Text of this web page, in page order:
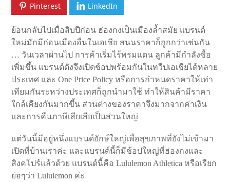
Pinterest LinkedIn
ย้อนกลับไปเมื่อสิบปีก่อน ฮ่องกงเป็นเมืองล้ำสมัย แบรนด์
ใหม่มักมีก่อนเมืองอื่นในเอเชีย สนนราคาก็ถูกกว่าเช่นกัน
… วันเวลาผ่านไป การค้าเริ่มไร้พรมแดน ลูกค้ามีกำลังซื้อ
เพิ่มขึ้น แบรนด์ดังจึงเปิดช้อปพร้อมกันในทวีปเอเชียได้หลาย
ประเทศ และ One Price Policy หรือการกำหนดราคาให้เท่า
เทียมกันระหว่างประเทศก็ถูกนำมาใช้ ทำให้สินค้ามีราคา
ใกล้เคียงกันมากขึ้น ส่วนต่างของราคาจึงมากจากค่าเงิน
และการคืนภาษีเสียเสียเป็นส่วนใหญ่
แต่วันนี้มีอยู่หนึ่งแบรนด์ยักษ์ใหญ่เพื่อสุขภาพที่ยังไม่เข้ามา
เปิดที่บ้านเราค่ะ และแบรนด์นี้ก็มีช้อปใหญ่ที่ฮ่องกงและ
สิงคโปร์แล้วด้วย แบรนด์นี้คือ Lululemon Athletica หรือเรียก
ย่อๆว่า Lululemon ค่ะ